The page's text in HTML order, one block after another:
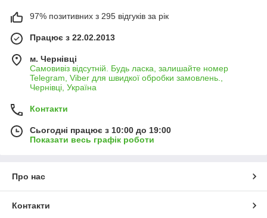
97% позитивних з 295 відгуків за рік
Працює з 22.02.2013
м. Чернівці
Самовивіз відсутній. Будь ласка, залишайте номер
Telegram, Viber для швидкої обробки замовлень.,
Чернівці, Україна
Контакти
Сьогодні працює з 10:00 до 19:00
Показати весь графік роботи
Про нас
Контакти